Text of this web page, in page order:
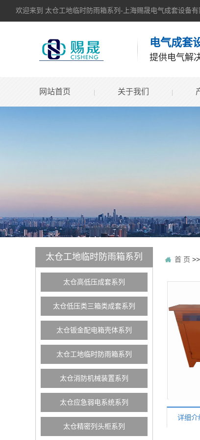
欢迎来到 太仓工地临时防雨箱系列-上海赐晟电气成套设备有
电气成套
提供电气解
网站首页 关于我们
太仓工地临时防雨箱系列
太仓高低压成套系列
太仓低压类三箱类成套系列
太仓钣金配电箱壳体系列
太仓工地临时防雨箱系列
太仓消防机械装置系列
太仓应急弱电系统系列
太仓精密列头柜系列
首 页 >>
详细介